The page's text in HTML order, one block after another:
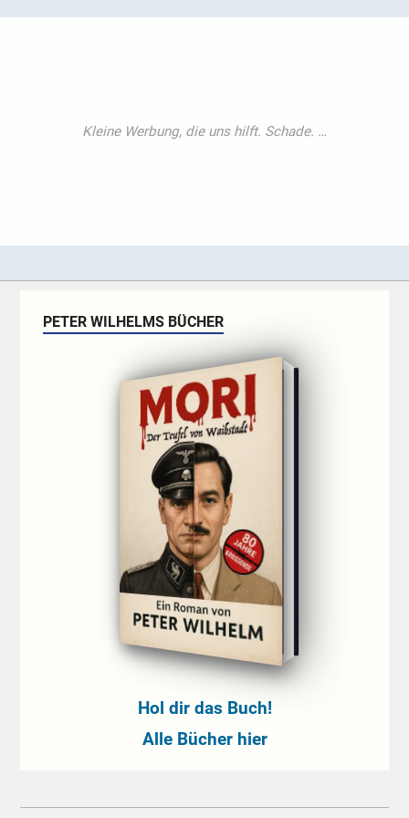
PETER WILHELMS BÜCHER
Hol dir das Buch!
Alle Bücher hier